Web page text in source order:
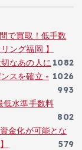
で買取！低手数
ング福岡 】
1082
なあの人に
1026
スを確立 -
993
低水準手数料
802
金化が可能とな
579